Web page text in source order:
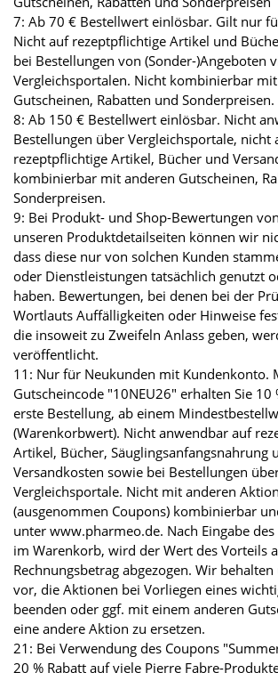
7: Ab 70 € Bestellwert einlösbar. Gilt nur
Nicht auf rezeptpflichtige Artikel und
bei Bestellungen von (Sonder-)Angeboten
Vergleichsportalen. Nicht kombinierbar
Gutscheinen, Rabatten und Sonderpreisen.
8: Ab 150 € Bestellwert einlösbar. Nicht
Bestellungen über Vergleichsportale, nicht
rezeptpflichtige Artikel, Bücher und
kombinierbar mit anderen Gutscheinen,
Sonderpreisen.
9: Bei Produkt- und Shop-Bewertungen
unseren Produktdetailseiten können wir
dass diese nur von solchen Kunden
oder Dienstleistungen tatsächlich genutzt
haben. Bewertungen, bei denen bei der
Wortlauts Auffälligkeiten oder Hinweise
die insoweit zu Zweifeln Anlass geben,
veröffentlicht.
11: Nur für Neukunden mit Kundenkonto.
Gutscheincode "10NEU26" erhalten Sie 10
erste Bestellung, ab einem
(Warenkorbwert). Nicht anwendbar auf
Artikel, Bücher, Säuglingsanfangsnahrung
Versandkosten sowie bei Bestellungen
Vergleichsportale. Nicht mit anderen
(ausgenommen Coupons) kombinierbar
unter www.pharmeo.de. Nach Eingabe
im Warenkorb, wird der Wert des Vorteils
Rechnungsbetrag abgezogen. Wir behalten
vor, die Aktionen bei Vorliegen eines
beenden oder ggf. mit einem anderen
eine andere Aktion zu ersetzen.
21: Bei Verwendung des Coupons
20 % Rabatt auf viele Pierre Fabre-